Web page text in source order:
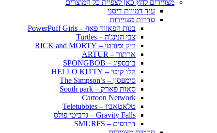
מצויירים לחץ כאן לצפיית כל המוצרים
עוד דמויות דיסני
סדרות מצויירות
בנות הפאוור פאף – PowerPuff Girls
צבי הנינג'ה – Turtles
ריק ומורטי – RICK and MORTY
ארתור – ARTUR
בובספוג – SPONGBOB
הלו קיטי – HELLO KITTY
סימפסון – The Simpson’s
סאות פארק – South park
Cartoon Network
טלאטאביז – Teletubbies
Gravity Falls – גרביטי פולס
דרדסים – SMURFS